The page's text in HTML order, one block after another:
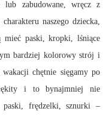
zabudowane, wręcz z
naszego dziecka,
paski, kropki, lśniące
bardziej kolorowy strój i
chętnie sięgamy po
i to bynajmniej nie
paski, frędzelki, sznurki –